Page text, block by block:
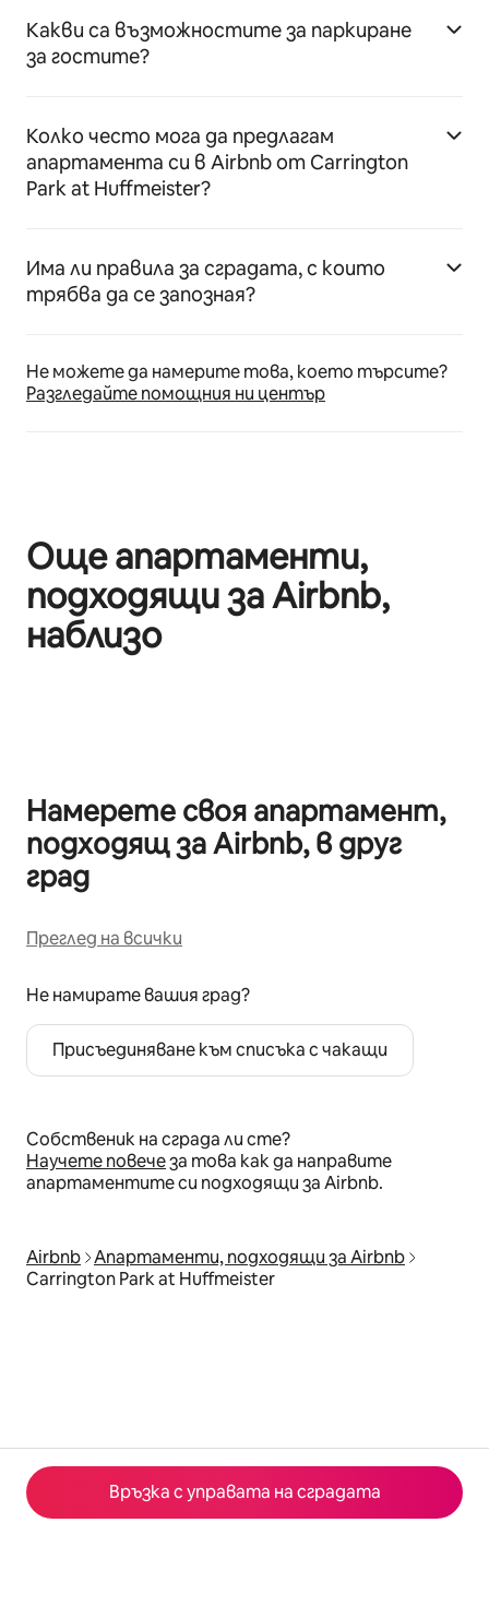
Връзка с управата на сградата
Какви са възможностите за паркиране
за гостите?
Колко често мога да предлагам
апартамента си в Airbnb от Carrington
Park at Huffmeister?
Има ли правила за сградата, с които
трябва да се запозная?
Не можете да намерите това, което търсите?
Разгледайте помощния ни център
Още апартаменти,
подходящи за Airbnb,
наблизо
Намерете своя апартамент,
подходящ за Airbnb, в друг
град
Преглед на всички
Не намирате вашия град?
Присъединяване към списъка с чакащи
Собственик на сграда ли сте?
Научете повечеза това как да направите
апартаментите си подходящи за Airbnb.
Airbnb Апартаменти, подходящи за Airbnb
Carrington Park at Huffmeister